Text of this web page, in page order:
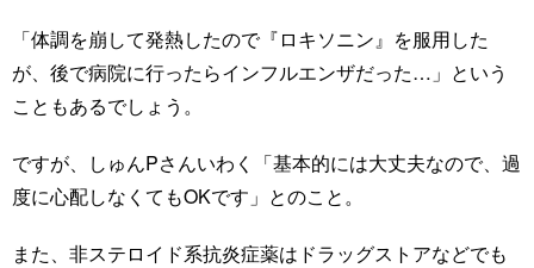
「体調を崩して発熱したので『ロキソニン』を服用した
が、後で病院に行ったらインフルエンザだった…」という
こともあるでしょう。
ですが、しゅんPさんいわく「基本的には大丈夫なので、過
度に心配しなくてもOKです」とのこと。
また、非ステロイド系抗炎症薬はドラッグストアなどでも